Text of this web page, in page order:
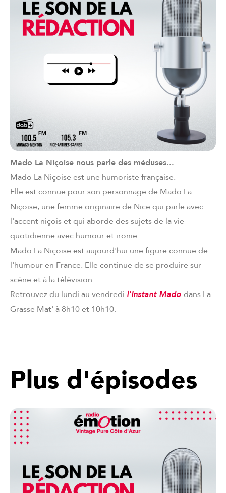
Mado La Niçoise nous parle des méduses...
Mado La Niçoise est une humoriste française.
Elle est connue pour son personnage de Mado La
Niçoise, une femme originaire de Nice qui parle avec
l'accent niçois et qui aborde des sujets de la vie
quotidienne avec humour et ironie.
Mado La Niçoise est aujourd'hui une figure connue de
l'humour en France. Elle continue de se produire sur
scène et à la télévision.
Retrouvez du lundi au vendredi l'Instant Mado dans La
Grasse Mat' à 8h10 et 10h10.
Plus d'épisodes